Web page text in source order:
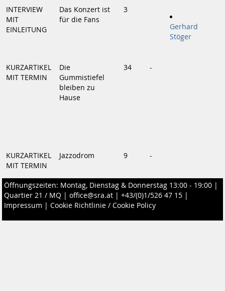
INTERVIEW
MIT
EINLEITUNG
Das Konzert ist
für die Fans
3
Gerhard
Stöger
KURZARTIKEL
MIT TERMIN
Die
Gummistiefel
bleiben zu
Hause
34 -
KURZARTIKEL
MIT TERMIN
Jazzodrom 9 -
Öffnungszeiten: Montag, Dienstag & Donnerstag 13:00 - 19:00 |
Quartier 21 / MQ | office@sra.at | +43/(0)1/526 47 15 |
Impressum | Cookie Richtlinie / Cookie Policy